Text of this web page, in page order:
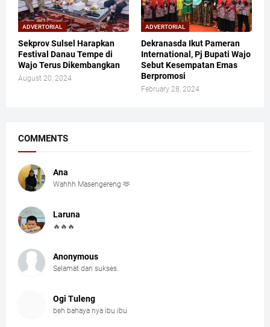
ADVERTORIAL
Sekprov Sulsel Harapkan
Festival Danau Tempe di
Wajo Terus Dikembangkan
August 20, 2024
ADVERTORIAL
Dekranasda Ikut Pameran
International, Pj Bupati Wajo
Sebut Kesempatan Emas
Berpromosi
February 28, 2024
COMMENTS
Ana
Wahhh Masengereng 🫶
Laruna
🔥🔥🔥
Anonymous
Selamat dan sukses.
Ogi Tuleng
beh bahaya nya ibu ibu